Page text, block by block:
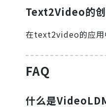
Text2Video的
在text2video的应用
FAQ
什么是